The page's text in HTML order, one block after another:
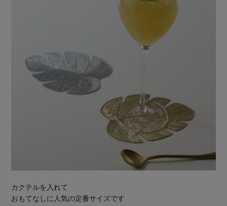
カクテルを入れて
おもてなしに人気の定番サイズです